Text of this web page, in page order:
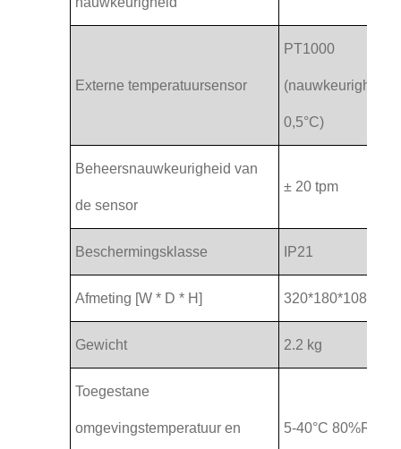
Externe temperatuursensor
PT1000
(nauwkeurigheid ±
0,5°C)
Beheersnauwkeurigheid van
de sensor
± 20 tpm
Beschermingsklasse IP21
Afmeting [W * D * H] 320*180*108 mm
Gewicht 2.2 kg
Toegestane
omgevingstemperatuur en 5-40°C 80%RH